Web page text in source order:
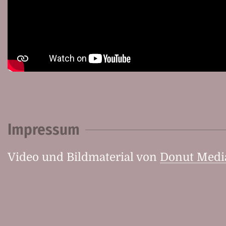
Impressum
Video und Bildmaterial von Donut